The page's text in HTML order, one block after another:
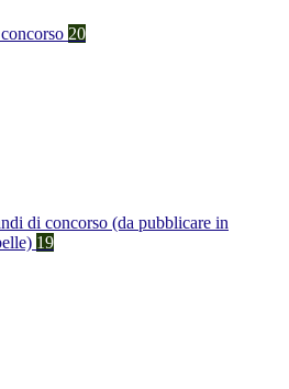
20
di concorso (da pubblicare in
19